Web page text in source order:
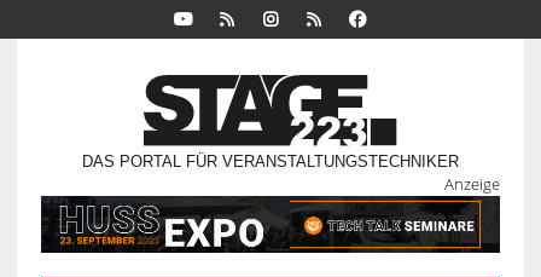
DAS PORTAL FÜR VERANSTALTUNGSTECHNIKER
Anzeige